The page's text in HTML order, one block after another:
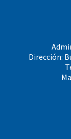
Dirección: